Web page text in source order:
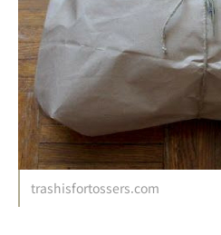
trashisfortossers.com